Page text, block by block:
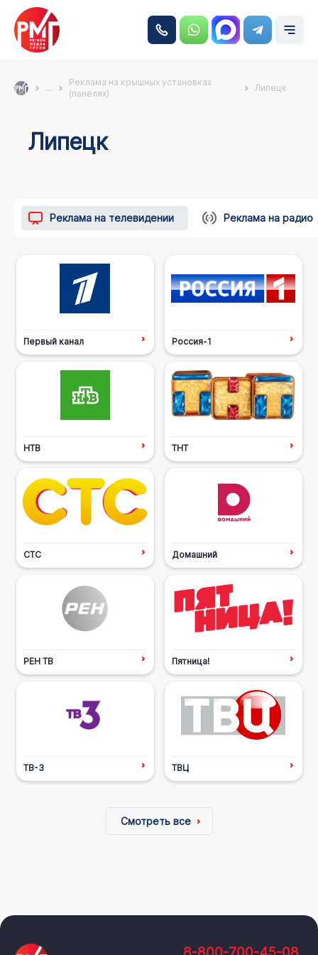
...
Реклама на крышных установках
(панелях)
Липецк
Липецк
Реклама на телевидении Реклама на радио
Первый канал Россия-1
НТВ ТНТ
СТС Домашний
РЕН ТВ Пятница!
ТВ-3 ТВЦ
Смотреть все